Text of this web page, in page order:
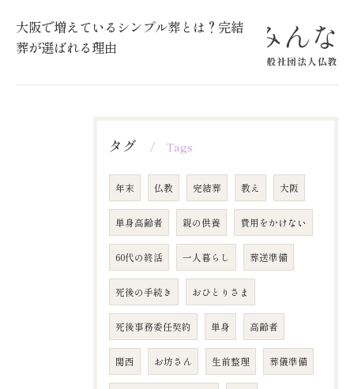
大阪で増えているシンプル葬とは？完結
葬が選ばれる理由
タグ Tags
年末 仏教 完結葬 教え 大阪
単身高齢者 親の供養 費用をかけない
60代の終活 一人暮らし 葬送準備
死後の手続き おひとりさま
死後事務委任契約 単身 高齢者
関西 お坊さん 生前整理 葬儀準備